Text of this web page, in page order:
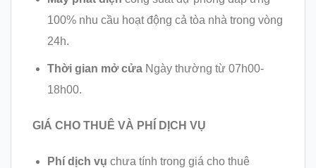
100% nhu cầu hoạt động cả tòa nhà trong vòng
24h.
Thời gian mở cửa Ngày thường từ 07h00-
18h00.
GIÁ CHO THUÊ VÀ PHÍ DỊCH VỤ
Phí dịch vụ chưa tính trong giá cho thuê